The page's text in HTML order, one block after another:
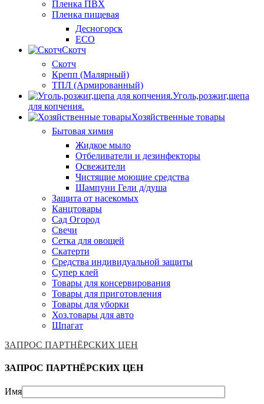
Пленка ПВХ
Пленка пищевая
Десногорск
ECO
Скотч
Скотч
Крепп (Малярный)
ТПЛ (Армированный)
Уголь,розжиг,щепа
для копчения.
Хозяйственные товары
Бытовая химия
Жидкое мыло
Отбеливатели и дезинфекторы
Освежители
Чистящие моющие средства
Шампуни Гели д/душа
Защита от насекомых
Канцтовары
Сад Огород
Свечи
Сетка для овощей
Скатерти
Средства индивидуальной защиты
Супер клей
Товары для консервирования
Товары для приготовления
Товары для уборки
Хоз.товары для авто
Шпагат
ЗАПРОС ПАРТНЁРСКИХ ЦЕН
ЗАПРОС ПАРТНЁРСКИХ ЦЕН
Имя